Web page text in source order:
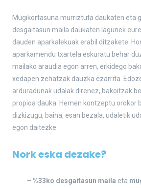
Mugikortasuna murriztuta daukaten eta
desgaitasun maila daukaten lagunek
dauden aparkalekuak erabil ditzakete.
aparkamendu txartela eskuratu behar
mailako araudia egon arren, erkidego
xedapen zehatzak dauzka ezarrita.
arduradunak udalak direnez, bakoitzak
propioa dauka. Hemen kontzeptu orokor
dizkizugu, baina, esan bezala, udaletik
egon daitezke.
Nork eska dezake?
– %33ko desgaitasun maila eta